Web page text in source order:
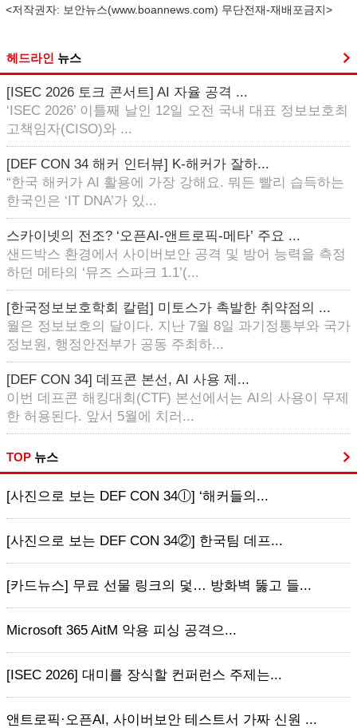
<저작권자: 보안뉴스(www.boannews.com) 무단전재-재배포금지>
헤드라인 뉴스
[ISEC 2026 토크 콘서트] AI 자율 공격 ...
‘ISEC 2026’ 이틀째 날인 12일 오전 국내 대표 정보보호최
고책임자(CISO)와 ...
[DEF CON 34 해커 인터뷰] K-해커가 잘하...
“한국 해커가 AI 활용에 가장 강해요. 뭐든 빨리 습득하는
한국인은 ‘IT DNA’가 있...
스카이넷의 전조? ‘오픈AI-앤트로픽-메타’ 주요 ...
샌드박스 환경에서 사이버보안 공격 및 방어 능력을 측정
하던 메타의 ‘뮤즈 스파크 1.1’(...
[한국정보보호학회 칼럼] 미토스가 촉발한 취약점의 ...
월은 정보보호의 달이다. 지난 7월 8일 과기정통부와 국가
정보원, 행정안전부가 공동 주최하...
[DEF CON 34] 데프콘 본선, AI 사용 제...
이번 데프콘 해킹대회(CTF) 본선에서는 AI의 사용이 무제
한 허용된다. 앞서 5월에 치러...
TOP 뉴스
[사진으로 보는 DEF CON 34ⓛ] ‘해커들의...
[사진으로 보는 DEF CON 34②] 한국팀 데프...
[카드뉴스] 무료 선물 링크의 덫… 방화벽 뚫고 들...
Microsoft 365 AitM 악용 피싱 공격으...
[ISEC 2026] 대미를 장식할 컨퍼런스 주제는...
앤트로픽·오픈AI, 사이버보안 테스트서 가짜 신원 ...